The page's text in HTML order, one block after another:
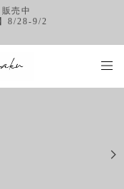
売中
8/28-9/2